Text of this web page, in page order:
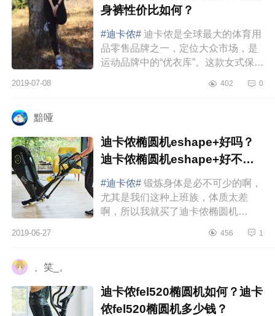
身裤性价比如何？
#迪卡侬# 迪卡侬是全球最大的体育用
品零售品牌之一，定位大众市场，是
运动品牌中的“优衣库”。这款女式保暖
79.9元。采用保暖面料，加厚加...
2019-07-08 402 0
黯哑
迪卡侬椭圆机eshape+好吗？
迪卡侬椭圆机eshape+好不好
用？
#迪卡侬# 锻炼身体是必不可少的啊，
尤其是我们这种上班族，体质太差
啊，所以我就买了迪卡侬椭圆机
力，阻力有15档，可以自由选择已经
2019-06-27 456 1
、笑_。
迪卡侬fel520椭圆机如何？迪卡
侬fel520椭圆机多少钱？